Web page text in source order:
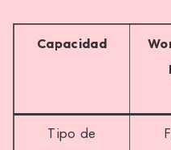
Capacidad
Tipo de